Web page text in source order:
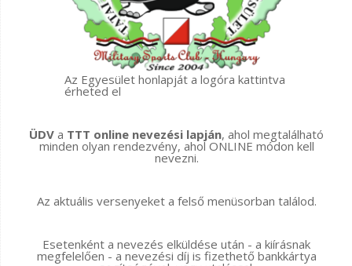
Az Egyesület honlapját a logóra kattintva
érheted el
ÜDV a TTT online nevezési lapján, ahol megtalálható
minden olyan rendezvény, ahol ONLINE módon kell
nevezni.
Az aktuális versenyeket a felső menüsorban találod.
Esetenként a nevezés elküldése után - a kiírásnak
megfelelően - a nevezési díj is fizethető bankkártya